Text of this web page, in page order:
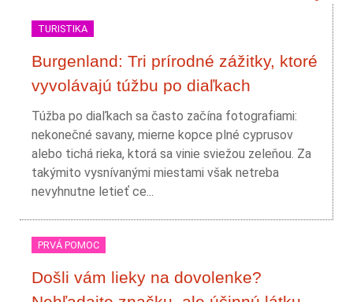
TURISTIKA
Burgenland: Tri prírodné zážitky, ktoré
vyvolávajú túžbu po diaľkach
Túžba po diaľkach sa často začína fotografiami:
nekonečné savany, mierne kopce plné cyprusov
alebo tichá rieka, ktorá sa vinie sviežou zeleňou. Za
takýmito vysnívanými miestami však netreba
nevyhnutne letieť ce...
PRVÁ POMOC
Došli vám lieky na dovolenke?